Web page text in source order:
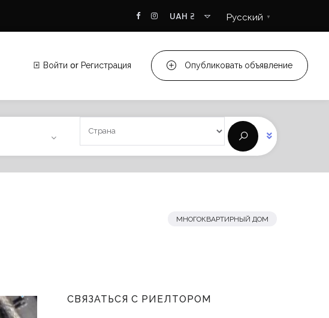
UAH ₴ Русский ▼
Войти or Регистрация Опубликовать объявление
МНОГОКВАРТИРНЫЙ ДОМ
СВЯЗАТЬСЯ С РИЕЛТОРОМ